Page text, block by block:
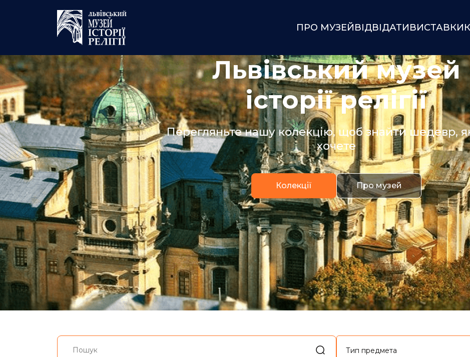
ПРО МУЗЕЙВІДВІДАТИВИСТАВКИ
Львівський музей
історії релігії
Перегляньте нашу колекцію, щоб знайти шедевр,
хочете
Колекції Про музей
Тип предмета